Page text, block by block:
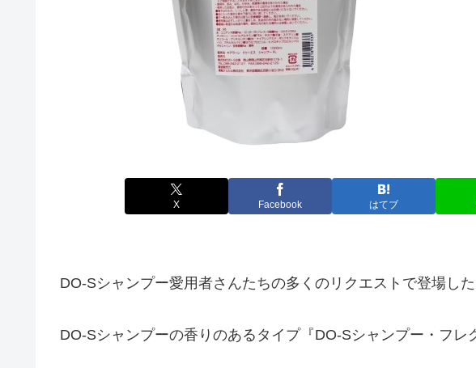
X Facebook はてブ
DO-Sシャンプー愛用者さんたちの多くのリクエストで登場した
DO-Sシャンプーの香りのあるタイプ『DO-Sシャンプー・フレ